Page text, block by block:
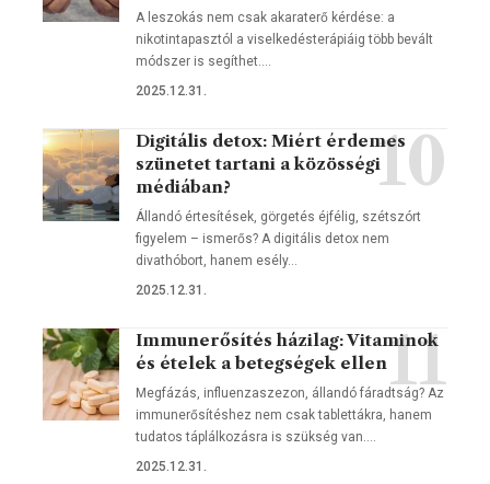
A leszokás nem csak akaraterő kérdése: a
nikotintapasztól a viselkedésterápiáig több bevált
módszer is segíthet.…
2025.12.31.
Digitális detox: Miért érdemes
szünetet tartani a közösségi
médiában?
Állandó értesítések, görgetés éjfélig, szétszórt
figyelem – ismerős? A digitális detox nem
divathóbort, hanem esély…
2025.12.31.
Immunerősítés házilag: Vitaminok
és ételek a betegségek ellen
Megfázás, influenzaszezon, állandó fáradtság? Az
immunerősítéshez nem csak tablettákra, hanem
tudatos táplálkozásra is szükség van.…
2025.12.31.